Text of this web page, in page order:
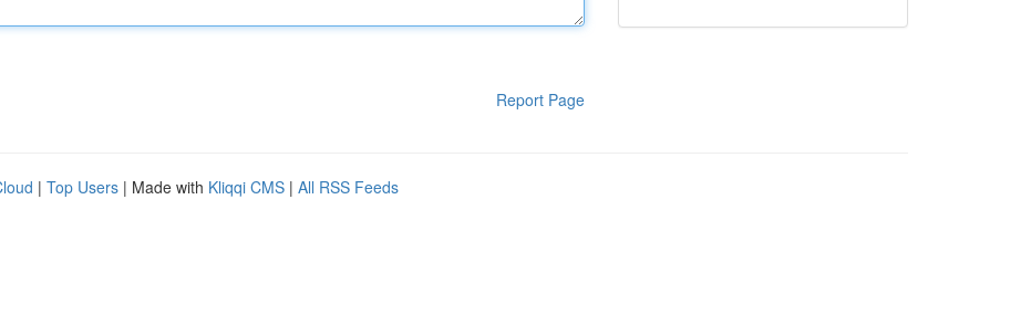
Report Page
| Top Users | Made with Kliqqi CMS | All RSS Feeds